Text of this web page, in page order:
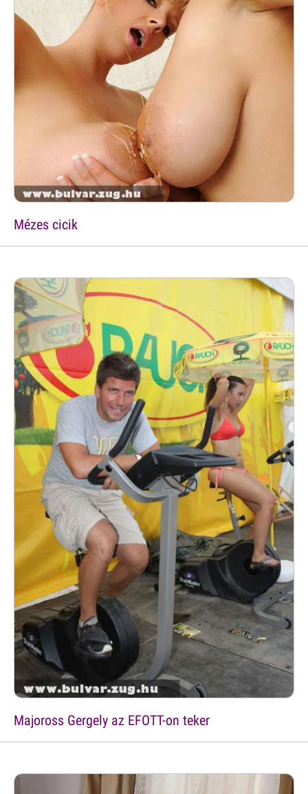
Mézes cicik
Majoross Gergely az EFOTT-on teker